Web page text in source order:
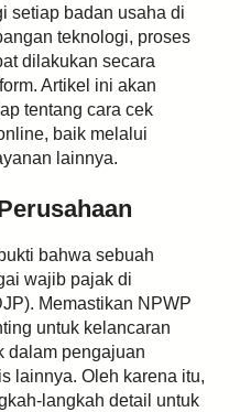
setiap badan usaha di
teknologi, proses
dilakukan secara
Artikel ini akan
tentang cara cek
baik melalui
lainnya.
bahwa sebuah
wajib pajak di
Memastikan NPWP
untuk kelancaran
dalam pengajuan
lainnya. Oleh karena itu,
langkah detail untuk